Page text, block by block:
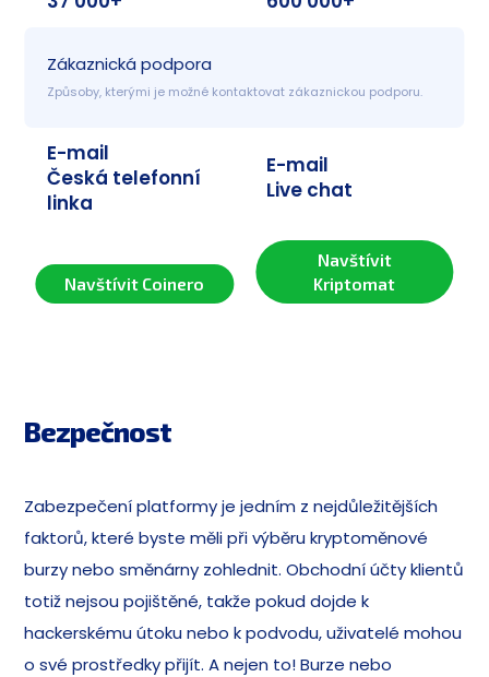
Zákaznická podpora
Způsoby, kterými je možné kontaktovat zákaznickou podporu.
E-mail
Česká telefonní
linka
E-mail
Live chat
Navštívit Coinero
Navštívit
Kriptomat
Bezpečnost
Zabezpečení platformy je jedním z nejdůležitějších
faktorů, které byste měli při výběru kryptoměnové
burzy nebo směnárny zohlednit. Obchodní účty klientů
totiž nejsou pojištěné, takže pokud dojde k
hackerskému útoku nebo k podvodu, uživatelé mohou
o své prostředky přijít. A nejen to! Burze nebo